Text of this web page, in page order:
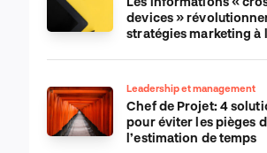
devices »
stratégies marketing à
Leadership et management
Chef de Projet: 4
pour éviter les pièges
l’estimation de temps